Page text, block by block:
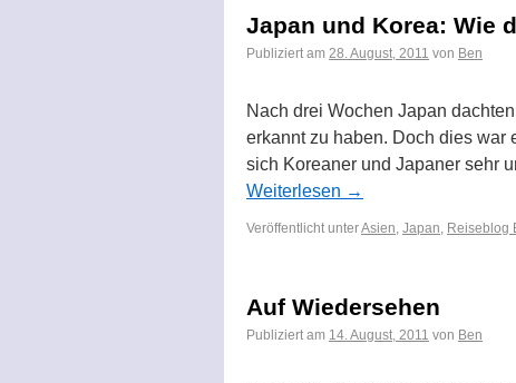
Japan und Korea: Wie
Publiziert am 28. August, 2011 von Ben
Nach drei Wochen Japan
erkannt zu haben. Doch dies war
sich Koreaner und Japaner sehr
Weiterlesen →
Veröffentlicht unterAsien, Japan, Reiseblog
Auf Wiedersehen
Publiziert am 14. August, 2011 von Ben